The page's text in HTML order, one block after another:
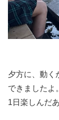
夕方に、動く
できましたよ。
1日楽しんだ